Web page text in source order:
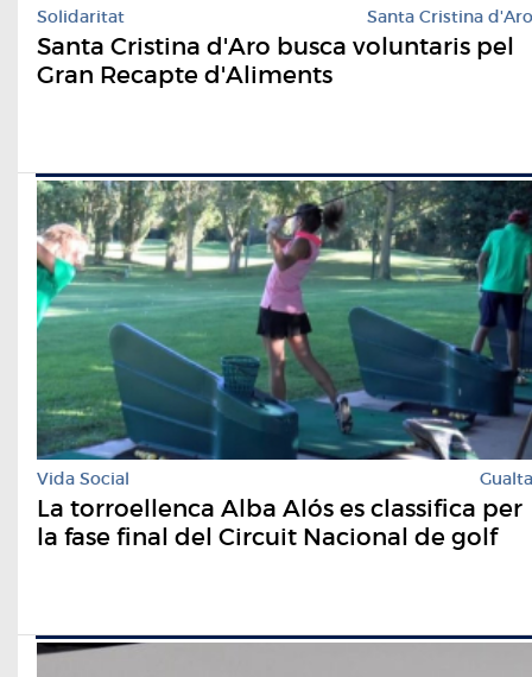
Solidaritat Santa Cristina d'Aro
Santa Cristina d'Aro busca voluntaris pel
Gran Recapte d'Aliments
Vida Social Gualta
La torroellenca Alba Alós es classifica per
la fase final del Circuit Nacional de golf